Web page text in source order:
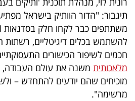
UNDER
40
שיתופי
פעולה
תיגבור: "הדור הוותיק בישראל
להשתמש בכלים דיגיטליים, רשתות
חכמים לשיפור הכישורים
מלאכותית משנה את עולם העבודה,
מוכיחים שהם יודעים להתחדש –
מרשימה".